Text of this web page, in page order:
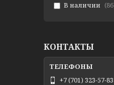
В наличии
86
КОНТАКТЫ
+7 (701) 323-57-83